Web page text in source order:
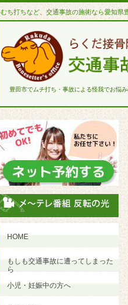
むち打ちなど、交通事故の施術なら愛知県
豊田市でムチ打ち・事故による怪我でお悩
HOME
もしも交通事故に遭ってしまった
ら
小児・妊娠中の方へ